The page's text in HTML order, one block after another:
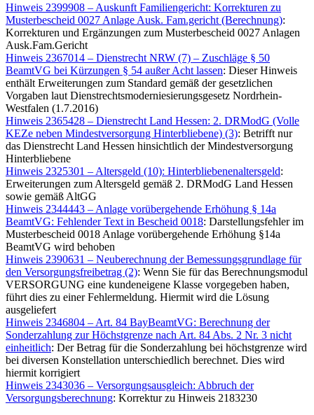
Hinweis 2399908 – Auskunft Familiengericht: Korrekturen zu
Musterbescheid 0027 Anlage Ausk. Fam.gericht (Berechnung):
Korrekturen und Ergänzungen zum Musterbescheid 0027 Anlagen
Ausk.Fam.Gericht
Hinweis 2367014 – Dienstrecht NRW (7) – Zuschläge § 50
BeamtVG bei Kürzungen § 54 außer Acht lassen: Dieser Hinweis
enthält Erweiterungen zum Standard gemäß der gesetzlichen
Vorgaben laut Dienstrechtsmoderniesierungsgesetz Nordrhein-
Westfalen (1.7.2016)
Hinweis 2365428 – Dienstrecht Land Hessen: 2. DRModG (Volle
KEZe neben Mindestversorgung Hinterbliebene) (3): Betrifft nur
das Dienstrecht Land Hessen hinsichtlich der Mindestversorgung
Hinterbliebene
Hinweis 2325301 – Altersgeld (10): Hinterbliebenenaltersgeld:
Erweiterungen zum Altersgeld gemäß 2. DRModG Land Hessen
sowie gemäß AltGG
Hinweis 2344443 – Anlage vorübergehende Erhöhung § 14a
BeamtVG: Fehlender Text in Bescheid 0018: Darstellungsfehler im
Musterbescheid 0018 Anlage vorübergehende Erhöhung §14a
BeamtVG wird behoben
Hinweis 2390631 – Neuberechnung der Bemessungsgrundlage für
den Versorgungsfreibetrag (2): Wenn Sie für das Berechnungsmodul
VERSORGUNG eine kundeneigene Klasse vorgegeben haben,
führt dies zu einer Fehlermeldung. Hiermit wird die Lösung
ausgeliefert
Hinweis 2346804 – Art. 84 BayBeamtVG: Berechnung der
Sonderzahlung zur Höchstgrenze nach Art. 84 Abs. 2 Nr. 3 nicht
einheitlich: Der Betrag für die Sonderzahlung bei höchstgrenze wird
bei diversen Konstellation unterschiedlich berechnet. Dies wird
hiermit korrigiert
Hinweis 2343036 – Versorgungsausgleich: Abbruch der
Versorgungsberechnung: Korrektur zu Hinweis 2183230